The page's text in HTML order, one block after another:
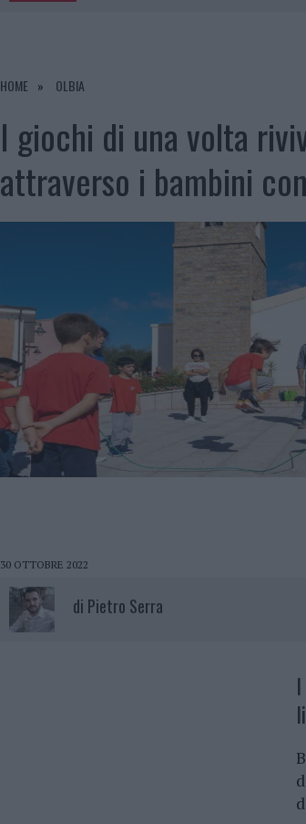
7 AGOSTO 2026
HOME OLBIA
I giochi di una volta
attraverso i bambini
30 OTTOBRE 2022
di Pietro Serra